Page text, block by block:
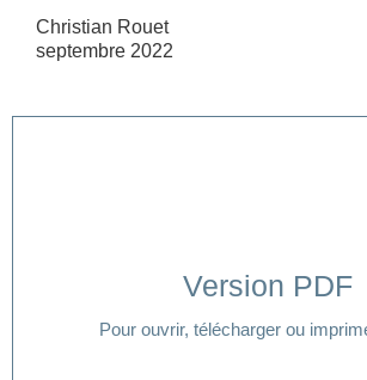
Christian Rouet
septembre 2022
Version PDF
Pour ouvrir, télécharger ou
Cliquer ici